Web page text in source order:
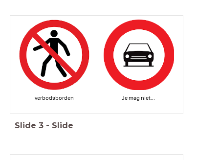
verbodsborden Je mag niet...
Slide 3 - Slide